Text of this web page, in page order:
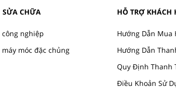
SỬA CHỮA
công nghiệp
máy móc đặc chủng
HỖ TRỢ KHÁCH
Hướng Dẫn Mua
Hướng Dẫn
Quy Định Thanh
Điều Khoản Sử